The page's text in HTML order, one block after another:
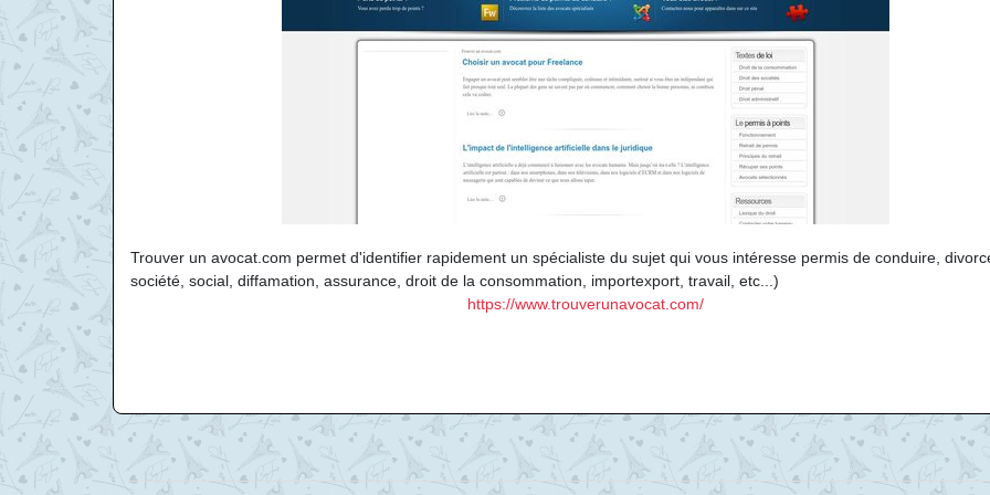
Trouver un avocat.com permet d'identifier rapidement un spécialiste du sujet qui vous intéresse permis de conduire,
société, social, diffamation, assurance, droit de la consommation, importexport, travail, etc...)
https://www.trouverunavocat.com/